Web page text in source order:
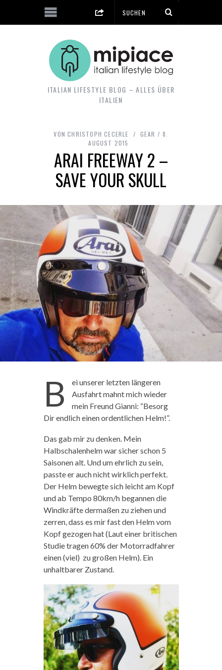
ITALIAN LIFESTYLE BLOG – ALLES ÜBER
ITALIEN
VON CHRISTOPH CECERLE GEAR
8.
AUGUST 2015
ARAI FREEWAY 2 –
SAVE YOUR SKULL
B
ei unserer letzten längeren
Ausfahrt mahnt mich wieder
mein Freund Gianni: “Besorg
Dir endlich einen ordentlichen Helm!”.
Das gab mir zu denken. Mein
Halbschalenhelm war sicher schon 5
Saisonen alt. Und um ehrlich zu sein,
passte er auch nicht wirklich perfekt.
Der Helm bewegte sich leicht am Kopf
und ab Tempo 80km/h begannen die
Windkräfte dermaßen zu ziehen und
zerren, dass es mir fast den Helm vom
Kopf gezogen hat (Laut einer britischen
Studie tragen 60% der Motorradfahrer
einen (viel) zu großen Helm). Ein
unhaltbarer Zustand.